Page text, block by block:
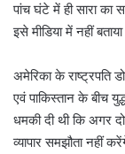
पांच घंटे में ही सारा का
इसे मीडिया में नहीं
अमेरिका के राष्ट्रपति
एवं पाकिस्तान के बीच
धमकी दी थी कि अगर
व्यापार समझौता नहीं